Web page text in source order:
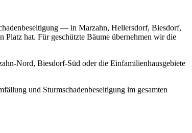
— in Marzahn, Hellersdorf, Biesdorf,
hat. Für geschützte Bäume übernehmen wir die
Nord, Biesdorf-Süd oder die Einfamilienhausgebiete
und Sturmschadenbeseitigung im gesamten